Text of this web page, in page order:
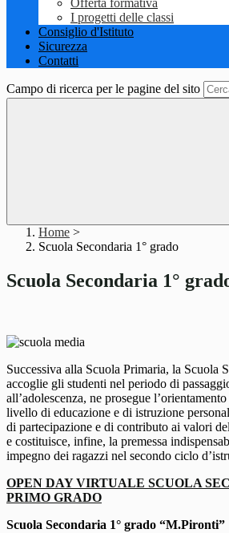
Offerta formativa
I progetti delle classi
Consiglio d'Istituto
Sicurezza
Contatti
Campo di ricerca per le pagine del sito
Home >
Scuola Secondaria 1° grado
Scuola Secondaria 1°
Successiva alla Scuola Primaria, la Scuola
accoglie gli studenti nel periodo di
all’adolescenza, ne prosegue
livello di educazione e di istruzione
di partecipazione e di contributo ai valori
e costituisce, infine, la premessa
impegno dei ragazzi nel secondo ciclo
OPEN DAY VIRTUALE SCUOLA
PRIMO GRADO
Scuola Secondaria 1° grado “M.Pironti”